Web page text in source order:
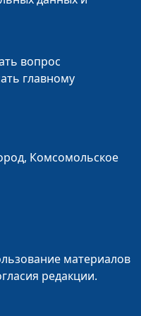
округа Истра
Зайцев, директор
с
вопрос
главному
Комсомольское
материалов
редакции.